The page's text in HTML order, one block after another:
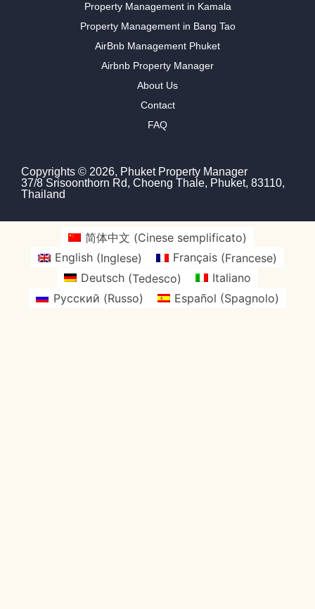
Property Management in Kamala
Property Management in Bang Tao
AirBnb Management Phuket
Airbnb Property Manager
About Us
Contact
FAQ
Copyrights © 2026, Phuket Property Manager
37/8 Srisoonthorn Rd, Choeng Thale, Phuket, 83110,
Thailand
简体中文 (Cinese semplificato)
English (Inglese) Français (Francese)
Deutsch (Tedesco)
Italiano
Русский (Russo) Español (Spagnolo)